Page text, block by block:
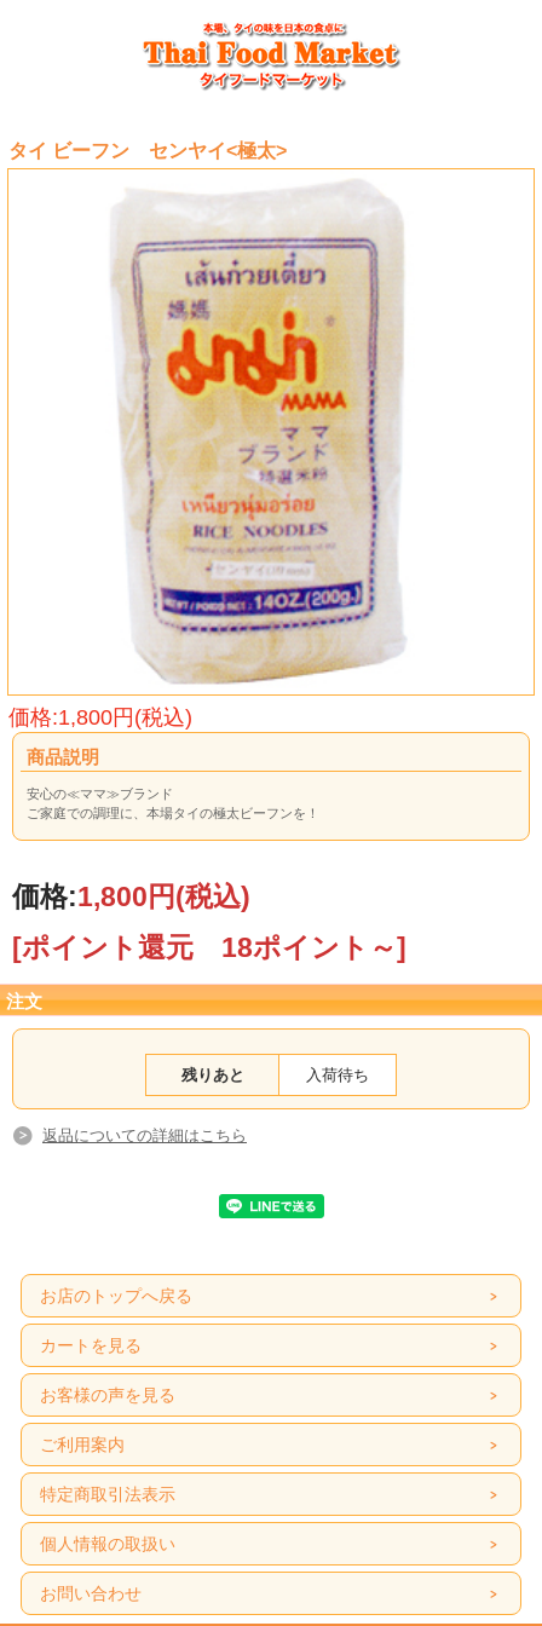
タイ ビーフン センヤイ<極太>
価格:1,800円(税込)
商品説明
安心の≪ママ≫ブランド
ご家庭での調理に、本場タイの極太ビーフンを！
価格:1,800円(税込)
[ポイント還元 18ポイント～]
注文
残りあと 入荷待ち
返品についての詳細はこちら
お店のトップへ戻る
カートを見る
お客様の声を見る
ご利用案内
特定商取引法表示
個人情報の取扱い
お問い合わせ